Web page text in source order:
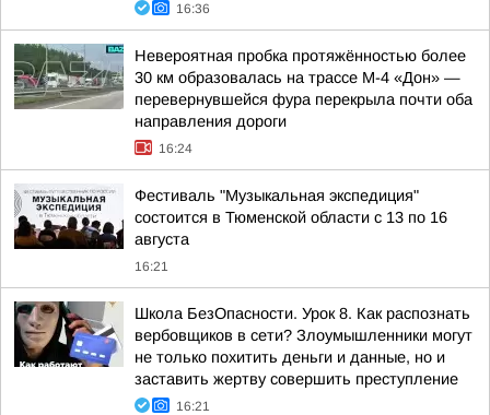
16:36
Невероятная пробка протяжённостью более
30 км образовалась на трассе М-4 «Дон» —
перевернувшейся фура перекрыла почти оба
направления дороги
16:24
Фестиваль "Музыкальная экспедиция"
состоится в Тюменской области с 13 по 16
августа
16:21
Школа БезОпасности. Урок 8. Как распознать
вербовщиков в сети? Злоумышленники могут
не только похитить деньги и данные, но и
заставить жертву совершить преступление
16:21